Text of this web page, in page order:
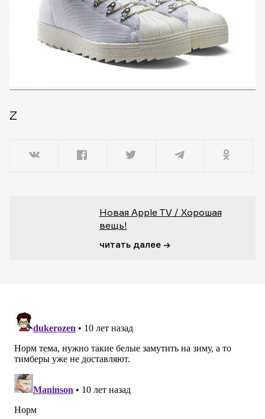
Z
Новая Apple TV / Хорошая
вещь!
читать далее →